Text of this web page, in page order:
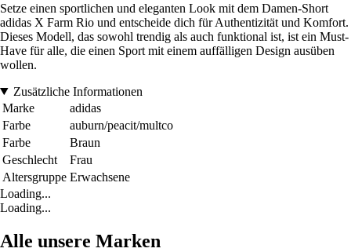
Setze einen sportlichen und eleganten Look mit dem Damen-Short
adidas X Farm Rio und entscheide dich für Authentizität und Komfort.
Dieses Modell, das sowohl trendig als auch funktional ist, ist ein Must-
Have für alle, die einen Sport mit einem auffälligen Design ausüben
wollen.
Zusätzliche Informationen
Marke
adidas
Farbe
auburn/peacit/multco
Farbe
Braun
Geschlecht
Frau
Altersgruppe Erwachsene
Loading...
Loading...
Alle unsere Marken